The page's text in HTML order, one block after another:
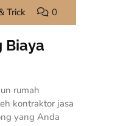
Trick 0
Biaya
rumah
kontraktor jasa
yang Anda